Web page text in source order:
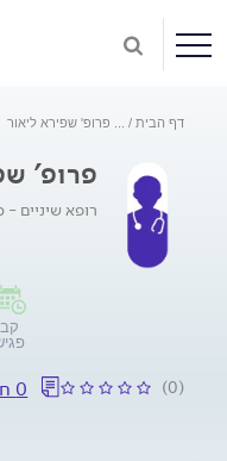
דף הבית פרופ' שפירא ליאור
פרופ'
רופא שיניים -
(0) 0 חוות דעת